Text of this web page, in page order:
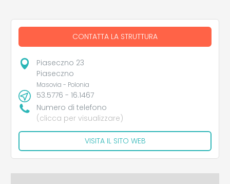
CONTATTA LA STRUTTURA
Piaseczno 23
Piaseczno
Masovia - Polonia
53.5776 - 16.1467
Numero di telefono
(clicca per visualizzare)
VISITA IL SITO WEB